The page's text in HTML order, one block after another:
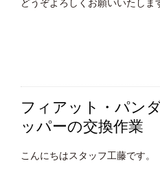
どうぞよろしくお願いいたしま
フィアット・パン
ッパーの交換作業
こんにちはスタッフ工藤です。